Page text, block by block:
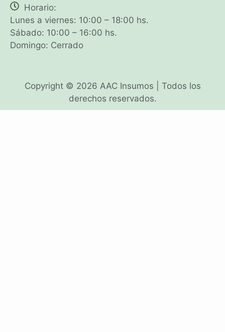
Horario:
Lunes a viernes: 10:00 – 18:00 hs.
Sábado: 10:00 – 16:00 hs.
Domingo: Cerrado
Copyright © 2026 AAC Insumos | Todos los
derechos reservados.